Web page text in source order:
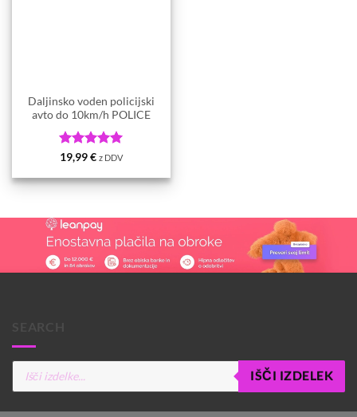
Daljinsko voden policijski
avto do 10km/h POLICE
Ocenjeno5
19,99€ z DDV
Products
search
IŠČI IZDELEK